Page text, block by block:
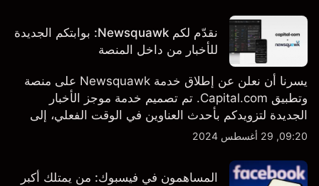
نقدّم لكم Newsquawk: بوابتكم الجديدة
للأخبار من داخل المنصة
يسرنا أن نعلن عن إطلاق خدمة Newsquawk على منصة
وتطبيق Capital.com. تم تصميم خدمة موجز الأخبار
الجديدة لتزويدكم بأحدث العناوين في الوقت الفعلي، إلى
جانب قصص إخبارية مخصصة وتقارير تحليلية متعمقة - وكل
بالضبط.
09:20, 29 أغسطس 2024
المساهمون في فيسبوك: من يمتلك أكبر